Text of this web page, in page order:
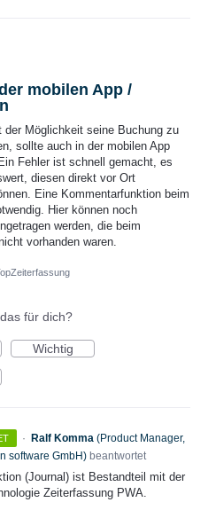
mobilen App /
der Möglichkeit seine Buchung zu
sollte auch in der mobilen App
Fehler ist schnell gemacht, es
diesen direkt vor Ort
Eine Kommentarfunktion beim
Hier können noch
werden, die beim
vorhanden waren.
für dich?
Wichtig
· Ralf Komma (Product Manager,
software GmbH) beantwortet
(Journal) ist Bestandteil mit der
Zeiterfassung PWA